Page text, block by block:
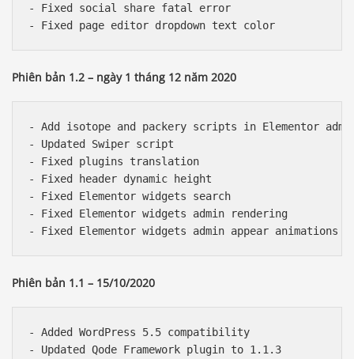
- Fixed social share fatal error
Phiên bản 1.2 – ngày 1 tháng 12 năm 2020
- Add isotope and packery scripts in Elementor
- Updated Swiper script
- Fixed plugins translation
- Fixed header dynamic height
- Fixed Elementor widgets search
- Fixed Elementor widgets admin rendering
Phiên bản 1.1 – 15/10/2020
- Added WordPress 5.5 compatibility
- Updated Qode Framework plugin to 1.1.3